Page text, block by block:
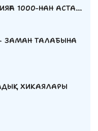
1000-НАН АСТАМ
ЗАМАН ТАЛАБЫНА
ХИКАЯЛАРЫ